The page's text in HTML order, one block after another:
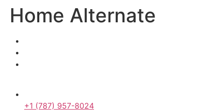
Home Alternate
+1 (787) 957-8024